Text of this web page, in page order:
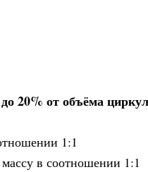
20% от объёма
1:1
в соотношении 1:1